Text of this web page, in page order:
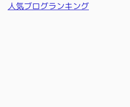
人気ブログランキング